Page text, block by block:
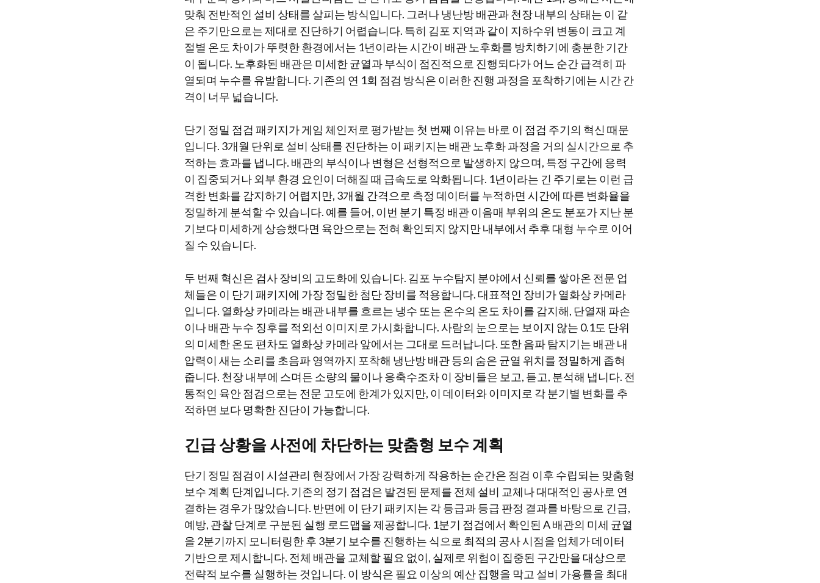
맞춰 전반적인 설비 상태를 살피는 방식입니다. 그러나 냉난방 배관과 천장 내부의 상태는 이 같
은 주기만으로는 제대로 진단하기 어렵습니다. 특히 김포 지역과 같이 지하수위 변동이 크고 계
절별 온도 차이가 뚜렷한 환경에서는 1년이라는 시간이 배관 노후화를 방치하기에 충분한 기간
이 됩니다. 노후화된 배관은 미세한 균열과 부식이 점진적으로 진행되다가 어느 순간 급격히 파
열되며 누수를 유발합니다. 기존의 연 1회 점검 방식은 이러한 진행 과정을 포착하기에는 시간 간
격이 너무 넓습니다.
단기 정밀 점검 패키지가 게임 체인저로 평가받는 첫 번째 이유는 바로 이 점검 주기의 혁신 때문
입니다. 3개월 단위로 설비 상태를 진단하는 이 패키지는 배관 노후화 과정을 거의 실시간으로 추
적하는 효과를 냅니다. 배관의 부식이나 변형은 선형적으로 발생하지 않으며, 특정 구간에 응력
이 집중되거나 외부 환경 요인이 더해질 때 급속도로 악화됩니다. 1년이라는 긴 주기로는 이런 급
격한 변화를 감지하기 어렵지만, 3개월 간격으로 측정 데이터를 누적하면 시간에 따른 변화율을
정밀하게 분석할 수 있습니다. 예를 들어, 이번 분기 특정 배관 이음매 부위의 온도 분포가 지난 분
기보다 미세하게 상승했다면 육안으로는 전혀 확인되지 않지만 내부에서 추후 대형 누수로 이어
질 수 있습니다.
두 번째 혁신은 검사 장비의 고도화에 있습니다. 김포 누수탐지 분야에서 신뢰를 쌓아온 전문 업
체들은 이 단기 패키지에 가장 정밀한 첨단 장비를 적용합니다. 대표적인 장비가 열화상 카메라
입니다. 열화상 카메라는 배관 내부를 흐르는 냉수 또는 온수의 온도 차이를 감지해, 단열재 파손
이나 배관 누수 징후를 적외선 이미지로 가시화합니다. 사람의 눈으로는 보이지 않는 0.1도 단위
의 미세한 온도 편차도 열화상 카메라 앞에서는 그대로 드러납니다. 또한 음파 탐지기는 배관 내
압력이 새는 소리를 초음파 영역까지 포착해 냉난방 배관 등의 숨은 균열 위치를 정밀하게 좁혀
줍니다. 천장 내부에 스며든 소량의 물이나 응축수조차 이 장비들은 보고, 듣고, 분석해 냅니다. 전
통적인 육안 점검으로는 전문 고도에 한계가 있지만, 이 데이터와 이미지로 각 분기별 변화를 추
적하면 보다 명확한 진단이 가능합니다.
긴급 상황을 사전에 차단하는 맞춤형 보수 계획
단기 정밀 점검이 시설관리 현장에서 가장 강력하게 작용하는 순간은 점검 이후 수립되는 맞춤형
보수 계획 단계입니다. 기존의 정기 점검은 발견된 문제를 전체 설비 교체나 대대적인 공사로 연
결하는 경우가 많았습니다. 반면에 이 단기 패키지는 각 등급과 등급 판정 결과를 바탕으로 긴급,
예방, 관찰 단계로 구분된 실행 로드맵을 제공합니다. 1분기 점검에서 확인된 A 배관의 미세 균열
을 2분기까지 모니터링한 후 3분기 보수를 진행하는 식으로 최적의 공사 시점을 업체가 데이터
기반으로 제시합니다. 전체 배관을 교체할 필요 없이, 실제로 위험이 집중된 구간만을 대상으로
전략적 보수를 실행하는 것입니다. 이 방식은 필요 이상의 예산 집행을 막고 설비 가용률을 최대